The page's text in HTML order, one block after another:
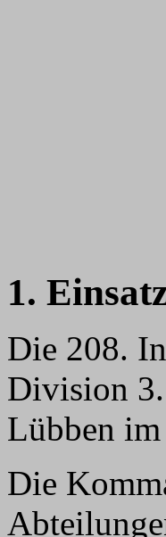
1.
Die 208.
Division
Lübben
Die